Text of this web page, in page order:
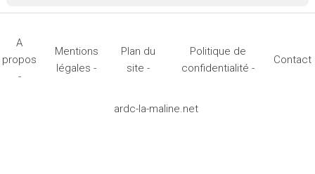
A
propos
-
Mentions
légales -
Plan du
site -
Politique de
confidentialité -
Contact
ardc-la-maline.net